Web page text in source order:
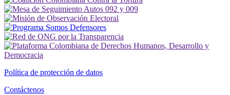
Política de protección de datos
Contáctenos